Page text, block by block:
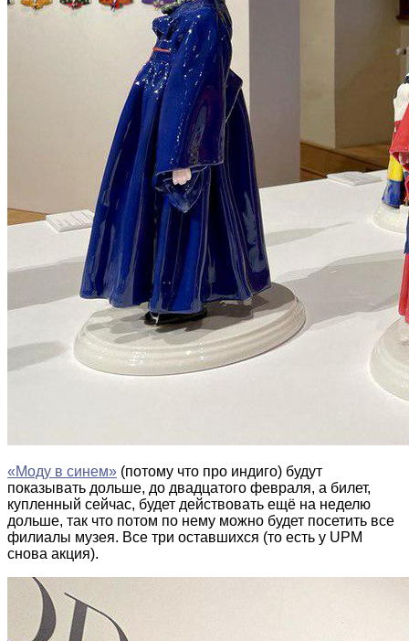
«Моду в синем» (потому что про индиго) будут
показывать дольше, до двадцатого февраля, а билет,
купленный сейчас, будет действовать ещё на неделю
дольше, так что потом по нему можно будет посетить все
филиалы музея. Все три оставшихся (то есть у UPM
снова акция).